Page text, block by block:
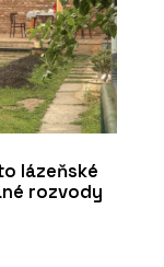
lázeňské
rozvody